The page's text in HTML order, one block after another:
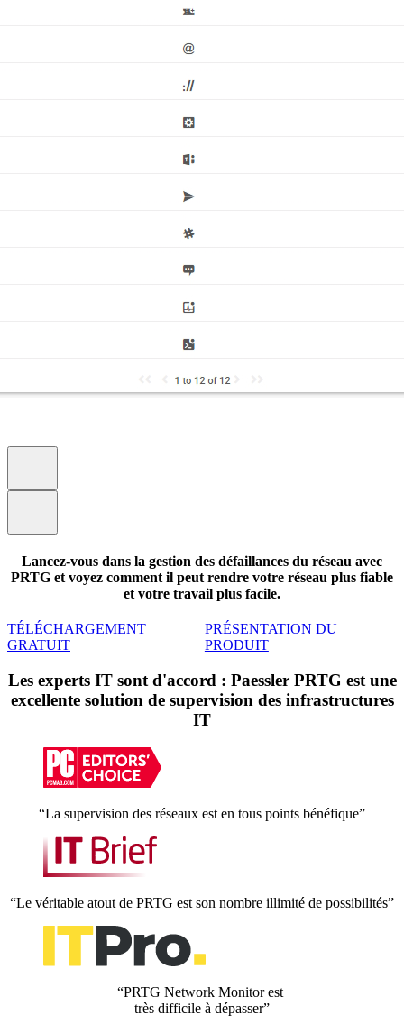
Lancez-vous dans la gestion des défaillances du réseau avec
PRTG et voyez comment il peut rendre votre réseau plus fiable
et votre travail plus facile.
TÉLÉCHARGEMENT
GRATUIT
PRÉSENTATION DU
PRODUIT
Les experts IT sont d'accord : Paessler PRTG est une
excellente solution de supervision des infrastructures
IT
“La supervision des réseaux est en tous points bénéfique”
“Le véritable atout de PRTG est son nombre illimité de possibilités”
“PRTG Network Monitor est
très difficile à dépasser”